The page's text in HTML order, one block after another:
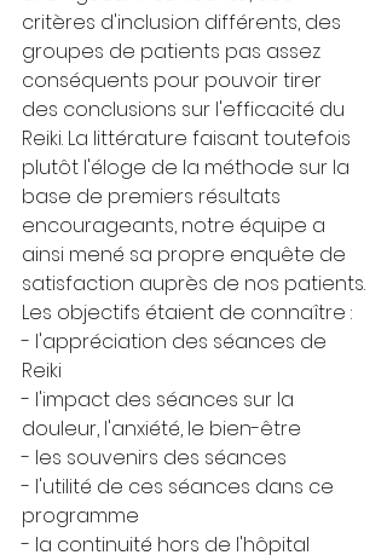
critères d'inclusion différents, des
groupes de patients pas assez
conséquents pour pouvoir tirer
des conclusions sur l'efficacité du
Reiki. La littérature faisant toutefois
plutôt l'éloge de la méthode sur la
base de premiers résultats
encourageants, notre équipe a
ainsi mené sa propre enquête de
satisfaction auprès de nos patients.
Les objectifs étaient de connaître :
- l'appréciation des séances de
Reiki
- l'impact des séances sur la
douleur, l'anxiété, le bien-être
- les souvenirs des séances
- l'utilité de ces séances dans ce
programme
- la continuité hors de l'hôpital